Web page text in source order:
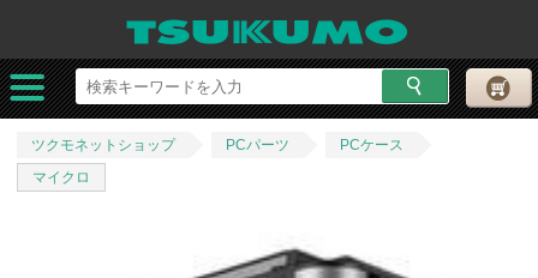
ツクモネットショップ PCパーツ
PCケース
マイクロ